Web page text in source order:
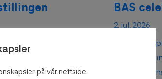
har
skolen
BAS
2. jul, 2026
The 2026
marking an
på vår nettside.